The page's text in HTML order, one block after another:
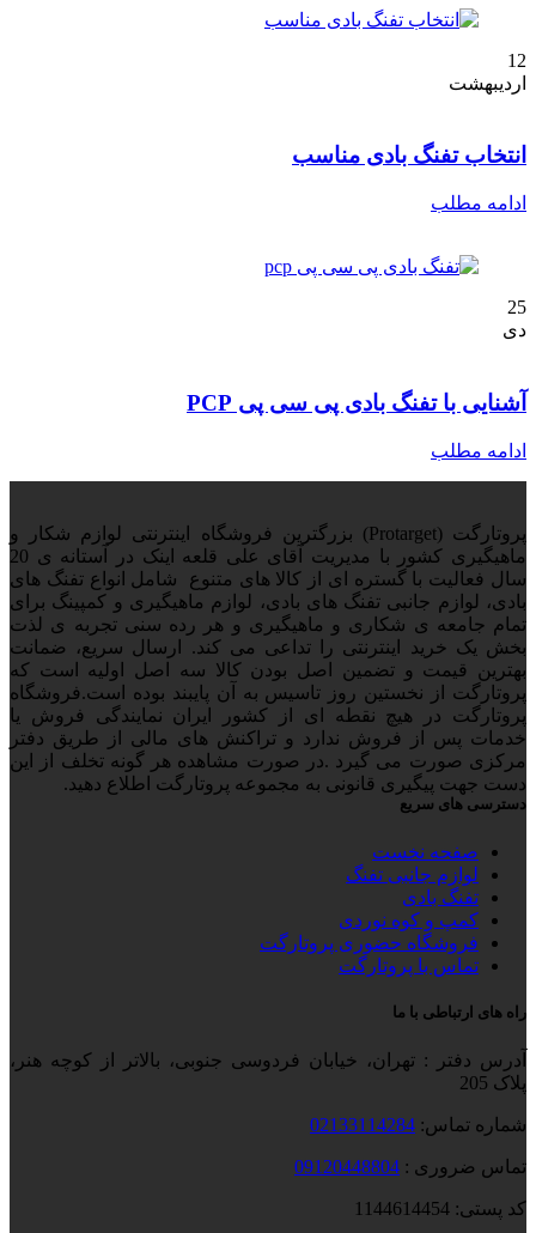
12
اردیبهشت
انتخاب تفنگ بادی مناسب
ادامه مطلب
25
دی
آشنایی با تفنگ بادی پی سی پی PCP
ادامه مطلب
پروتارگت (Protarget) بزرگترین فروشگاه اینترنتی لوازم شکار و
ماهیگیری کشور با مدیریت آقای علی قلعه اینک در آستانه ی 20
سال فعالیت با گستره ای از کالا های متنوع شامل انواع تفنگ های
بادی، لوازم جانبی تفنگ های بادی، لوازم ماهیگیری و کمپینگ برای
تمام جامعه ی شکاری و ماهیگیری و هر رده سنی تجربه ی لذت
بخش یک خرید اینترنتی را تداعی می کند. ارسال سریع، ضمانت
بهترین قیمت و تضمین اصل بودن کالا سه اصل اولیه است که
پروتارگت از نخستین روز تاسیس به آن پایبند بوده است.فروشگاه
پروتارگت در هیچ نقطه ای از کشور ایران نمایندگی فروش یا
خدمات پس از فروش ندارد و تراکنش های مالی از طریق دفتر
مرکزی صورت می گیرد .در صورت مشاهده هر گونه تخلف از این
دست جهت پیگیری قانونی به مجموعه پروتارگت اطلاع دهید.
دسترسی های سریع
صفحه نخست
لوازم جانبی تفنگ
تفنگ بادی
کمپ و کوه نوردی
فروشگاه حضوری پروتارگت
تماس با پروتارگت
راه های ارتباطی با ما
آدرس دفتر : تهران، خیابان فردوسی جنوبی، بالاتر از کوچه هنر،
پلاک 205
شماره تماس: 02133114284
تماس ضروری : 09120448804
کد پستی: 1144614454